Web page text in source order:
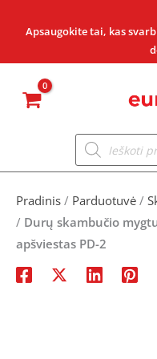
Apsaugokite tai, kas
Products
search
Pradinis / Parduotuvė /
/ Durų skambučio
apšviestas PD-2